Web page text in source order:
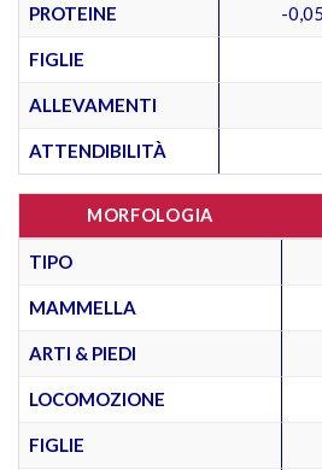
PROTEINE -
FIGLIE
ALLEVAMENTI
ATTENDIBILITÀ
MORFOLOGIA
TIPO
MAMMELLA
ARTI & PIEDI
LOCOMOZIONE
FIGLIE